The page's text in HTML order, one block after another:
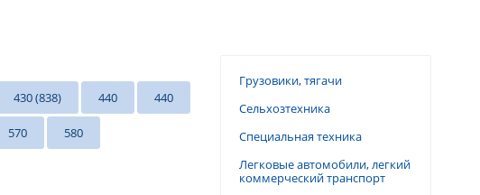
430 (838) 440 440
570 580
Грузовики, тягачи
Сельхозтехника
Специальная техника
Легковые автомобили, легкий
коммерческий транспорт